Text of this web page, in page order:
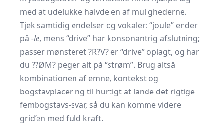
med at udelukke halvdelen af mulighederne.
Tjek samtidig endelser og vokaler: “joule” ender
på -le, mens “drive” har konsonantrig afslutning;
passer mønsteret ?R?V? er “drive” oplagt, og har
du ??ØM? peger alt på “strøm”. Brug altså
kombinationen af emne, kontekst og
bogstavplacering til hurtigt at lande det rigtige
fembogstavs-svar, så du kan komme videre i
grid’en med fuld kraft.